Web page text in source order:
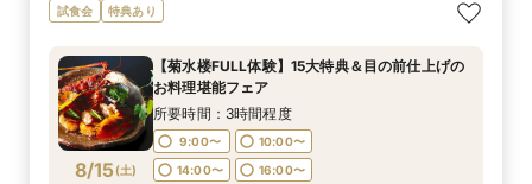
試食会 特典あり
8/15(土)
【菊水楼FULL体験】15大特典＆目の前仕上げの
お料理堪能フェア
所要時間：3時間程度
9:00〜
10:00〜
14:00〜
16:00〜